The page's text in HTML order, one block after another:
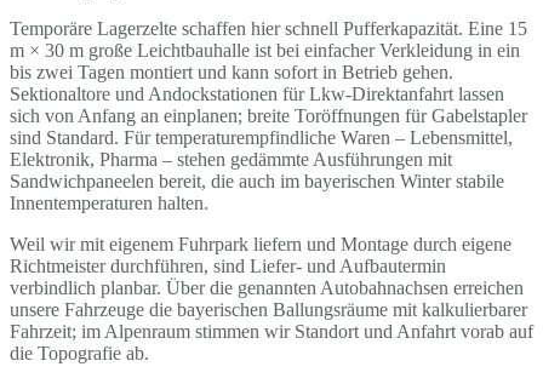
Temporäre Lagerzelte schaffen hier schnell Pufferkapazität. Eine 15
m × 30 m große Leichtbauhalle ist bei einfacher Verkleidung in ein
bis zwei Tagen montiert und kann sofort in Betrieb gehen.
Sektionaltore und Andockstationen für Lkw-Direktanfahrt lassen
sich von Anfang an einplanen; breite Toröffnungen für Gabelstapler
sind Standard. Für temperaturempfindliche Waren – Lebensmittel,
Elektronik, Pharma – stehen gedämmte Ausführungen mit
Sandwichpaneelen bereit, die auch im bayerischen Winter stabile
Innentemperaturen halten.
Weil wir mit eigenem Fuhrpark liefern und Montage durch eigene
Richtmeister durchführen, sind Liefer- und Aufbautermin
verbindlich planbar. Über die genannten Autobahnachsen erreichen
unsere Fahrzeuge die bayerischen Ballungsräume mit kalkulierbarer
Fahrzeit; im Alpenraum stimmen wir Standort und Anfahrt vorab auf
die Topografie ab.